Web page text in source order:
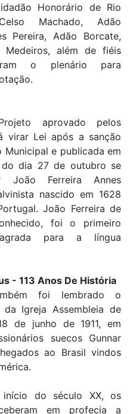
Honorário de Rio
Machado, Adão
Pereira, Adão Borcate,
Medeiros, além de fiéis
o plenário para
aprovado pelos
virar Lei após a sanção
e publicada em
dia 27 de outubro se
João Ferreira Annes
nascido em 1628
João Ferreira de
foi o primeiro
para a língua
- 113 Anos De História
foi lembrado o
Igreja Assembleia de
de junho de 1911, em
suecos Gunnar
ao Brasil vindos
do século XX, os
em profecia a